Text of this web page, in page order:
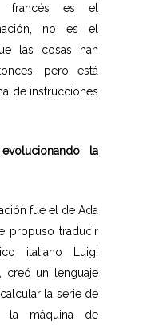
francés es el
no es el
las cosas han
pero está
de instrucciones
la
fue el de Ada
propuso traducir
italiano Luigi
creó un lenguaje
la serie de
la máquina de